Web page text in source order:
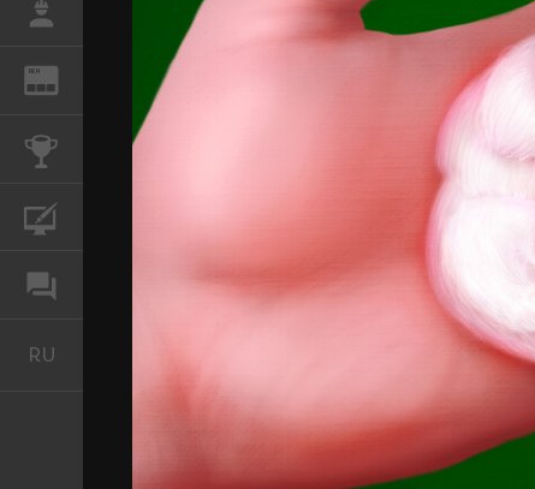
REN
КОНКУРСЫ
RU